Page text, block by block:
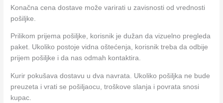
Konačna cena dostave može varirati u zavisnosti od vrednosti
pošiljke.
Prilikom prijema pošiljke, korisnik je dužan da vizuelno pregleda
paket. Ukoliko postoje vidna oštećenja, korisnik treba da odbije
prijem pošiljke i da nas odmah kontaktira.
Kurir pokušava dostavu u dva navrata. Ukoliko pošiljka ne bude
preuzeta i vrati se pošiljaocu, troškove slanja i povrata snosi
kupac.